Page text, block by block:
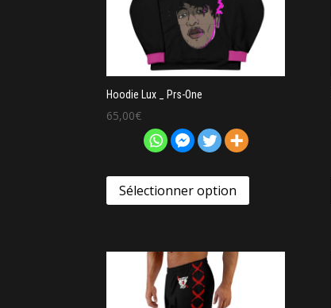
Hoodie Lux _ Prs-One
65,00€
Sélectionner option